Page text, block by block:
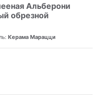
Альберони
обрезной
Керама Марацци